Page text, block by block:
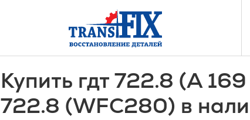
Купить гдт 722.8 (A
722.8 (WFC280) в